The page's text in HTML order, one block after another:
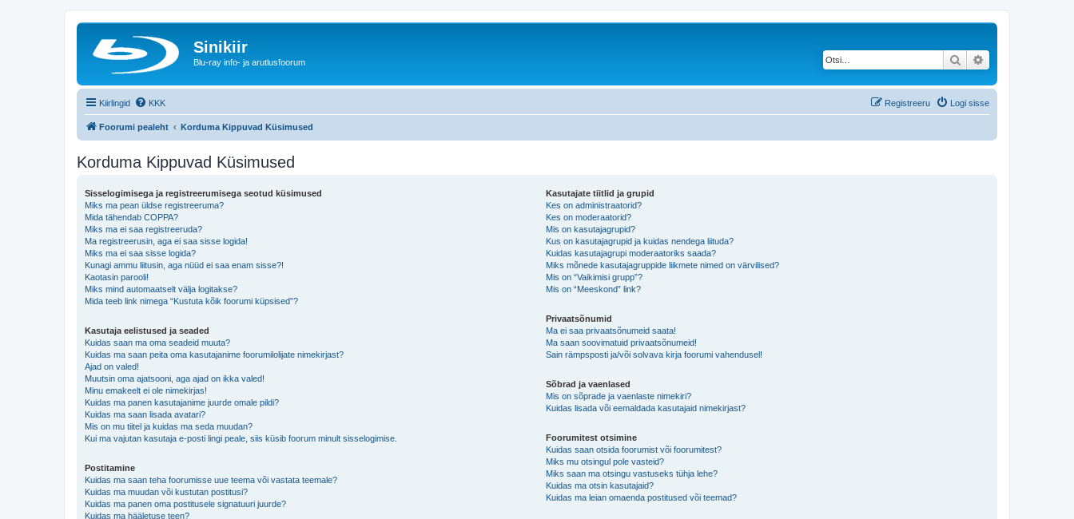
Sinikiir
Blu-ray info- ja arutlusfoorum Otsi
Kiirlingid KKK Logi sisse
Registreeru
Foorumi pealeht Korduma Kippuvad Küsimused
Korduma Kippuvad Küsimused
Sisselogimisega ja registreerumisega seotud küsimused
Miks ma pean üldse registreeruma?
Mida tähendab COPPA?
Miks ma ei saa registreeruda?
Ma registreerusin, aga ei saa sisse logida!
Miks ma ei saa sisse logida?
Kunagi ammu liitusin, aga nüüd ei saa enam sisse?!
Kaotasin parooli!
Miks mind automaatselt välja logitakse?
Mida teeb link nimega “Kustuta kõik foorumi küpsised”?
Kasutaja eelistused ja seaded
Kuidas saan ma oma seadeid muuta?
Kuidas ma saan peita oma kasutajanime foorumilolijate nimekirjast?
Ajad on valed!
Muutsin oma ajatsooni, aga ajad on ikka valed!
Minu emakeelt ei ole nimekirjas!
Kuidas ma panen kasutajanime juurde omale pildi?
Kuidas ma saan lisada avatari?
Mis on mu tiitel ja kuidas ma seda muudan?
Kui ma vajutan kasutaja e-posti lingi peale, siis küsib foorum minult sisselogimise.
Postitamine
Kuidas ma saan teha foorumisse uue teema või vastata teemale?
Kuidas ma muudan või kustutan postitusi?
Kuidas ma panen oma postitusele signatuuri juurde?
Kuidas ma hääletuse teen?
Kasutajate tiitlid ja grupid
Kes on administraatorid?
Kes on moderaatorid?
Mis on kasutajagrupid?
Kus on kasutajagrupid ja kuidas nendega liituda?
Kuidas kasutajagrupi moderaatoriks saada?
Miks mõnede kasutajagruppide liikmete nimed on värvilised?
Mis on “Vaikimisi grupp”?
Mis on “Meeskond” link?
Privaatsõnumid
Ma ei saa privaatsõnumeid saata!
Ma saan soovimatuid privaatsõnumeid!
Sain rämpsposti ja/või solvava kirja foorumi vahendusel!
Sõbrad ja vaenlased
Mis on sõprade ja vaenlaste nimekiri?
Kuidas lisada või eemaldada kasutajaid nimekirjast?
Foorumitest otsimine
Kuidas saan otsida foorumist või foorumitest?
Miks mu otsingul pole vasteid?
Miks saan ma otsingu vastuseks tühja lehe?
Kuidas ma otsin kasutajaid?
Kuidas ma leian omaenda postitused või teemad?